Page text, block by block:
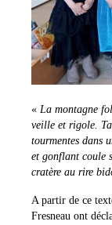
« La montagne
veille et rigole.
tourmentes dans
et gonflant coule
cratère au rire
A partir de ce
Fresneau ont